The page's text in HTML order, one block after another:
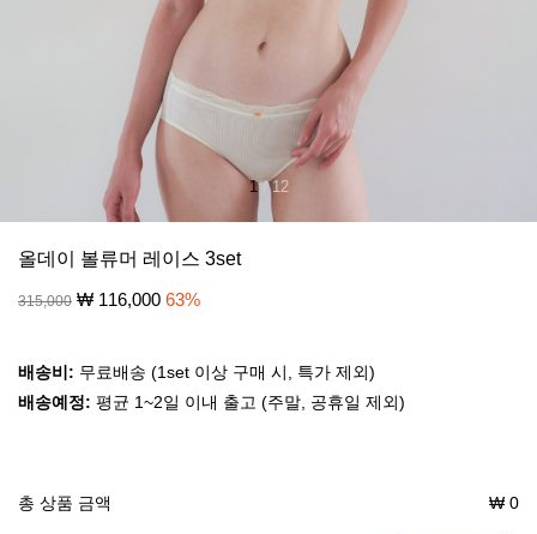
1/12
올데이 볼류머 레이스 3set
315,000 ₩ 116,000 63%
배송비: 무료배송 (1set 이상 구매 시, 특가 제외)
배송예정: 평균 1~2일 이내 출고 (주말, 공휴일 제외)
총 상품 금액 ₩ 0